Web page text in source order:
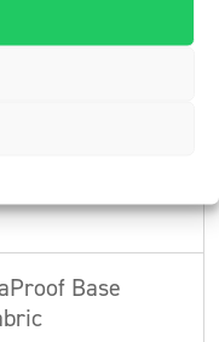
Base